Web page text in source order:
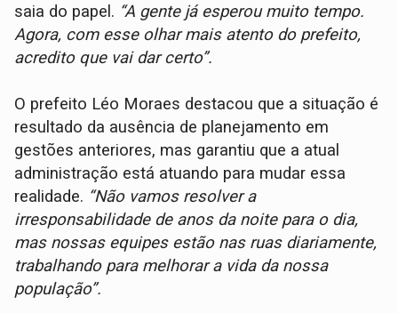
saia do papel. “A gente já esperou muito tempo.
Agora, com esse olhar mais atento do prefeito,
acredito que vai dar certo”.
O prefeito Léo Moraes destacou que a situação é
resultado da ausência de planejamento em
gestões anteriores, mas garantiu que a atual
administração está atuando para mudar essa
realidade. “Não vamos resolver a
irresponsabilidade de anos da noite para o dia,
mas nossas equipes estão nas ruas diariamente,
trabalhando para melhorar a vida da nossa
população”.